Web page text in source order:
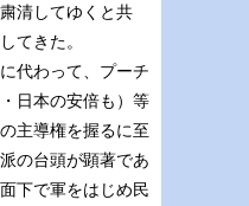
清してゆくと共
てきた。
代わって、プーチ
日本の安倍も）等
主導権を握るに至
の台頭が顕著であ
下で軍をはじめ民